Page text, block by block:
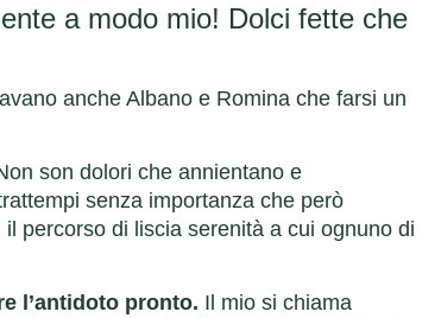
a modo mio! Dolci fette che
anche Albano e Romina che farsi un
son dolori che annientano e
senza importanza che però
percorso di liscia serenità a cui ognuno di
l’antidoto pronto. Il mio si chiama